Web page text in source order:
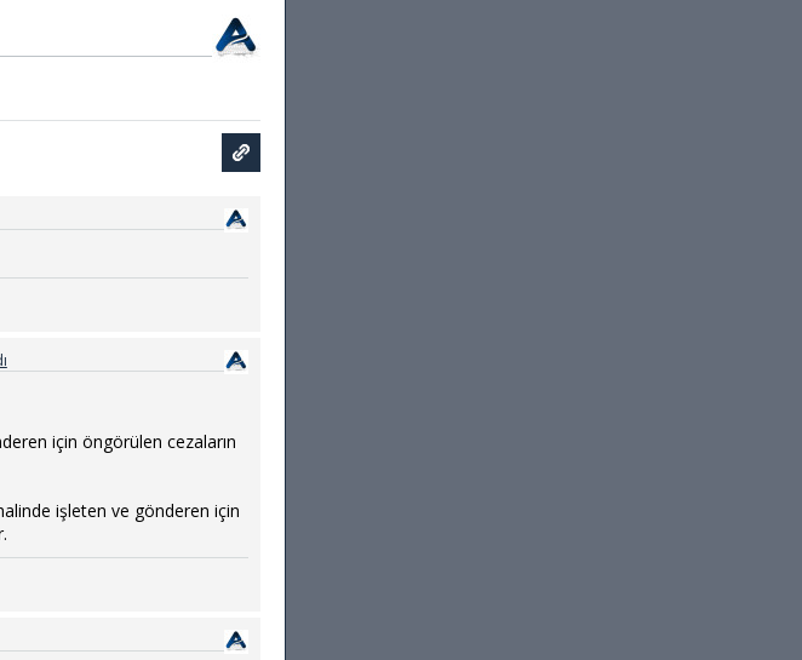
için öngörülen cezaların
işleten ve gönderen için